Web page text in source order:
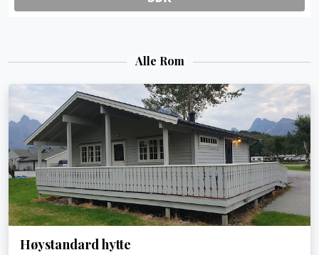
Alle Rom
Høystandard hytte